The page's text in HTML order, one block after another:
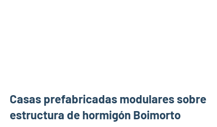
Casas prefabricadas modulares sobre
estructura de hormigón Boimorto